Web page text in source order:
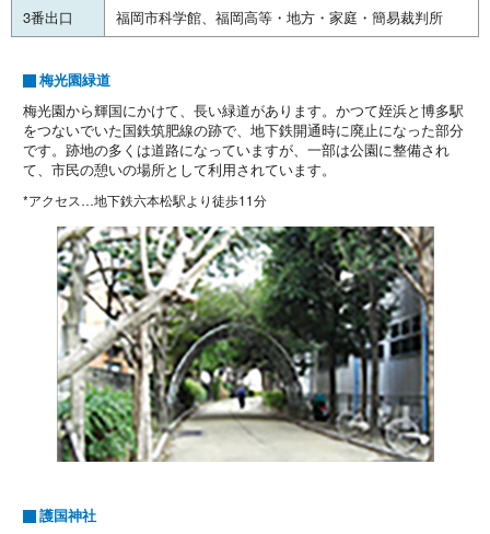
3番出口
福岡市科学館、福岡高等・地方・家庭・簡易裁判所
梅光園緑道
梅光園から輝国にかけて、長い緑道があります。かつて姪浜と博多駅
をつないでいた国鉄筑肥線の跡で、地下鉄開通時に廃止になった部分
です。跡地の多くは道路になっていますが、一部は公園に整備され
て、市民の憩いの場所として利用されています。
*アクセス…地下鉄六本松駅より徒歩11分
護国神社